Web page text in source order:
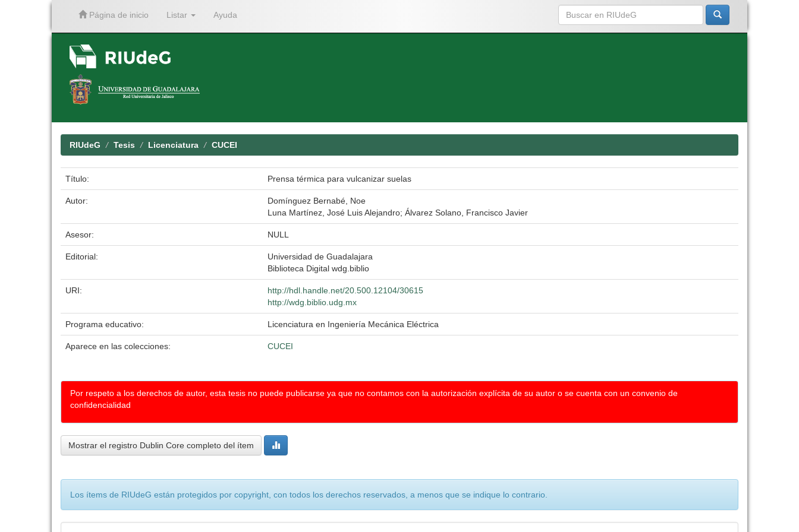
Página de inicio Listar Ayuda
RIUdeG Tesis Licenciatura CUCEI
Título: Prensa térmica para vulcanizar suelas
Autor:
Domínguez Bernabé, Noe
Luna Martínez, José Luis Alejandro; Álvarez Solano, Francisco Javier
Asesor: NULL
Editorial:
Universidad de Guadalajara
Biblioteca Digital wdg.biblio
URI:
http://hdl.handle.net/20.500.12104/30615
http://wdg.biblio.udg.mx
Programa educativo: Licenciatura en Ingeniería Mecánica Eléctrica
Aparece en las colecciones: CUCEI
Por respeto a los derechos de autor, esta tesis no puede publicarse ya que no contamos con la autorización explícita de su autor o se cuenta con un convenio de
confidencialidad
Mostrar el registro Dublin Core completo del ítem
Los ítems de RIUdeG están protegidos por copyright, con todos los derechos reservados, a menos que se indique lo contrario.